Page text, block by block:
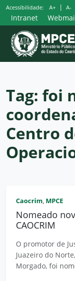
Pular
para
o
conteúdo
Acessibilidade: A+ | A-
Intranet
Tag: foi
Centro
Caocrim, MPCE
Nomeado
CAOCRIM
O promotor de
Juazeiro do
Morgado, foi